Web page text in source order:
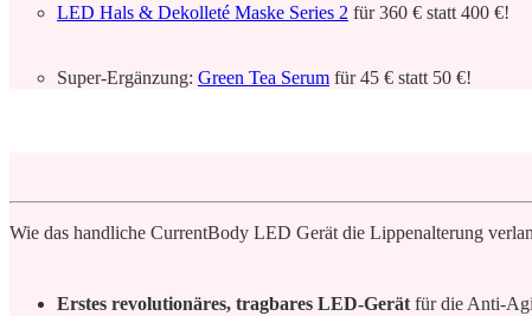
LED Hals & Dekolleté Maske Series 2 für 360 € statt 400 €!
Super-Ergänzung: Green Tea Serum für 45 € statt 50 €!
Wie das handliche CurrentBody LED Gerät die Lippenalterung
Erstes revolutionäres, tragbares LED-Gerät für die Anti-